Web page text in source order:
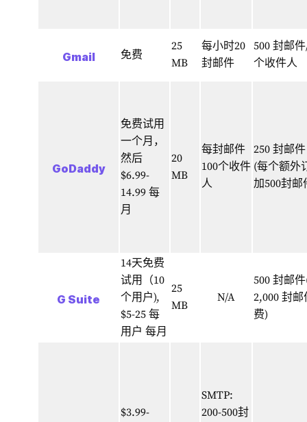
Gmail 免费
25
MB
每小时20
封邮件
500 封邮
个收件人
GoDaddy
免费试用
一个月，
然后
$6.99-
14.99 每
月
20
MB
每封邮件
100个收件
人
250 封邮件
(每个额外
加500封邮
G Suite
14天免费
试用（10
个用户),
$5-25 每
用户 每月
25
MB
N/A
500 封邮
2,000 封邮
费)
$3.99-
SMTP:
200-500封